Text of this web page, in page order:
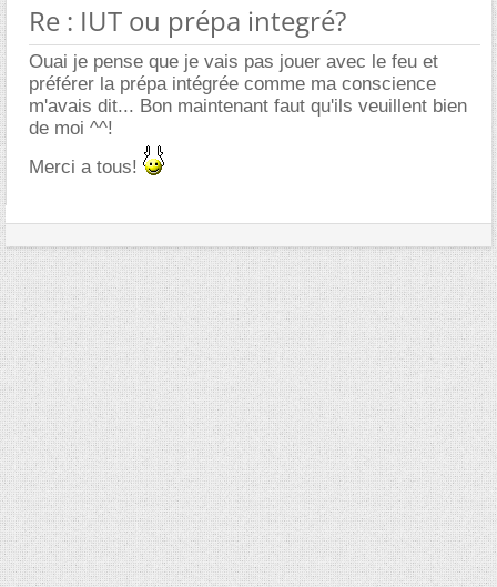
Re : IUT ou prépa integré?
Ouai je pense que je vais pas jouer avec le feu et
préférer la prépa intégrée comme ma conscience
m'avais dit... Bon maintenant faut qu'ils veuillent bien
de moi ^^!
Merci a tous!